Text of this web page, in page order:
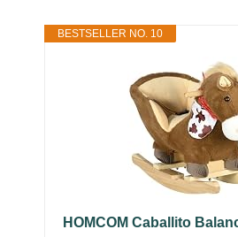
BESTSELLER NO. 10
HOMCOM Caballito